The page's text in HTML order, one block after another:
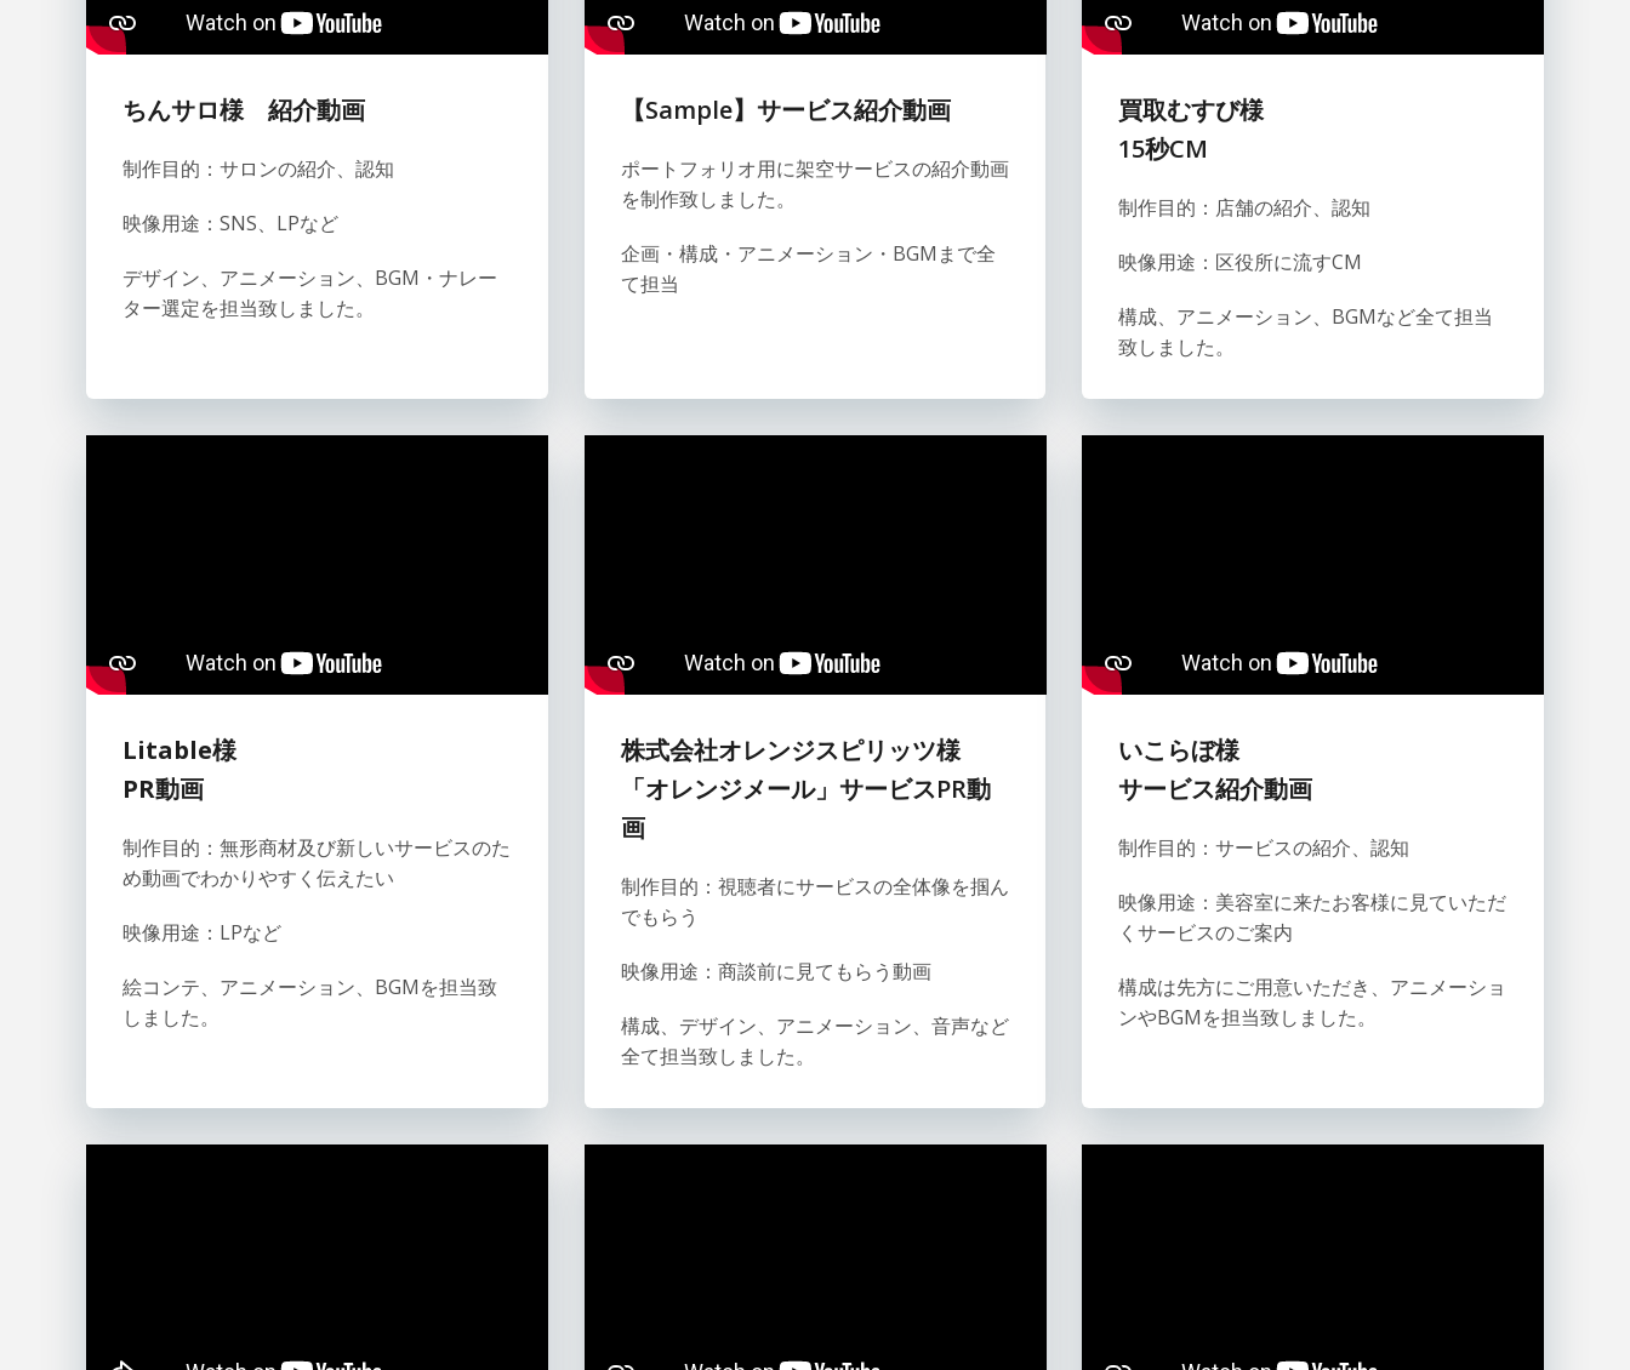
ちんサロ様 紹介動画
制作目的：サロンの紹介、認知
映像用途：SNS、LPなど
デザイン、アニメーション、BGM・ナレー
ター選定を担当致しました。
【Sample】サービス紹介動画
ポートフォリオ用に架空サービスの紹介動画
を制作致しました。
企画・構成・アニメーション・BGMまで全
て担当
買取むすび様
15秒CM
制作目的：店舗の紹介、認知
映像用途：区役所に流すCM
構成、アニメーション、BGMなど全て担当
致しました。
Litable様
PR動画
制作目的：無形商材及び新しいサービスのた
め動画でわかりやすく伝えたい
映像用途：LPなど
絵コンテ、アニメーション、BGMを担当致
しました。
株式会社オレンジスピリッツ様
「オレンジメール」サービスPR動
画
制作目的：視聴者にサービスの全体像を掴ん
でもらう
映像用途：商談前に見てもらう動画
構成、デザイン、アニメーション、音声など
全て担当致しました。
いこらぼ様
サービス紹介動画
制作目的：サービスの紹介、認知
映像用途：美容室に来たお客様に見ていただ
くサービスのご案内
構成は先方にご用意いただき、アニメーショ
ンやBGMを担当致しました。